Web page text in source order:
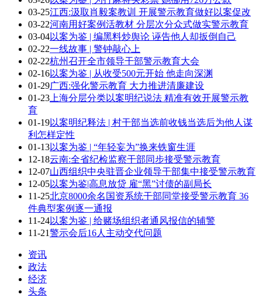
03-25江西:汲取肖毅案教训 开展警示教育做好以案促改
03-22河南用好案例活教材 分层次分众式做实警示教育
03-04以案为鉴 | 编黑料炒舆论 诬告他人却扳倒自己
02-22一线故事 | 警钟敲心上
02-22杭州召开全市领导干部警示教育大会
02-16以案为鉴 | 从收受500元开始 他走向深渊
01-29广西:强化警示教育 大力推进清廉建设
01-23 上海分层分类以案明纪说法 精准有效开展警示教
育
01-19以案明纪释法 | 村干部当选前收钱当选后为他人谋
利怎样定性
01-13以案为鉴 | “年轻妄为”换来铁窗生涯
12-18云南:全省纪检监察干部同步接受警示教育
12-07山西组织中央驻晋企业领导干部集中接受警示教育
12-05以案为鉴|高息放贷 雇“黑”讨债的副局长
11-25北京8000余名国资系统干部同堂接受警示教育 36
件典型案例逐一通报
11-24以案为鉴 | 给赌场组织者通风报信的辅警
11-21警示会后16人主动交代问题
资讯
政法
经济
头条